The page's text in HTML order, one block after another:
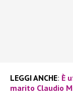
LEGGI ANCHE: È
marito Claudio